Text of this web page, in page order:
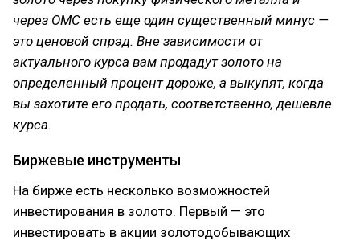
через ОМС есть еще один существенный минус —
это ценовой спрэд. Вне зависимости от
актуального курса вам продадут золото на
определенный процент дороже, а выкупят, когда
вы захотите его продать, соответственно, дешевле
курса.
Биржевые инструменты
На бирже есть несколько возможностей
инвестирования в золото. Первый — это
инвестировать в акции золотодобывающих